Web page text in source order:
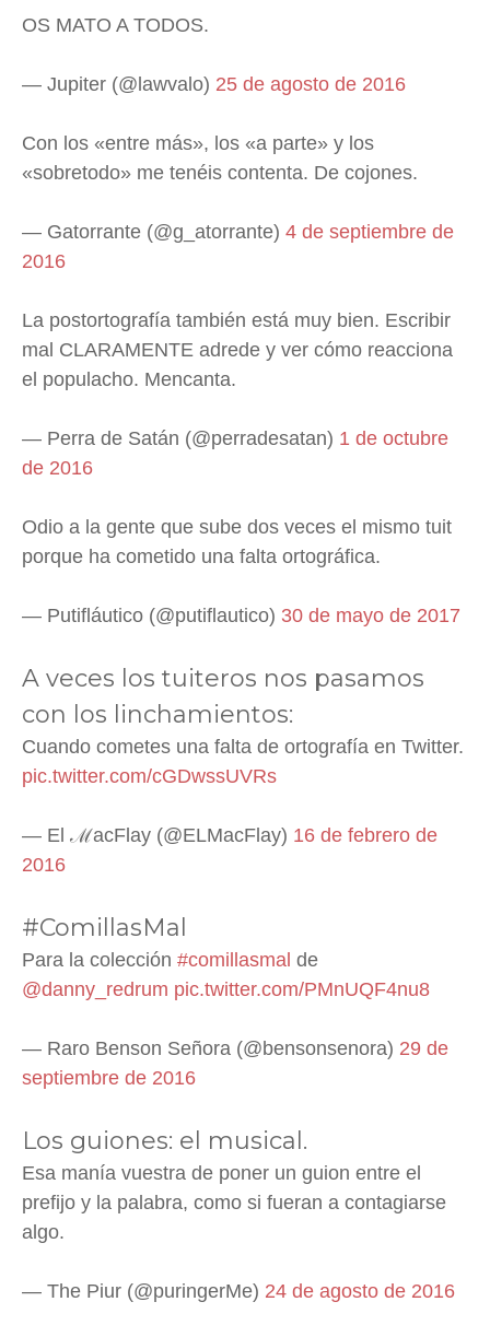
OS MATO A TODOS.
— ㅤㅤㅤJupiter (@lawvalo) 25 de agosto de 2016
Con los «entre más», los «a parte» y los
«sobretodo» me tenéis contenta. De cojones.
— Gatorrante (@g_atorrante) 4 de septiembre de
2016
La postortografía también está muy bien. Escribir
mal CLARAMENTE adrede y ver cómo reacciona
el populacho. Mencanta.
— Perra de Satán (@perradesatan) 1 de octubre
de 2016
Odio a la gente que sube dos veces el mismo tuit
porque ha cometido una falta ortográfica.
— Putifláutico (@putiflautico) 30 de mayo de 2017
A veces los tuiteros nos pasamos
con los linchamientos:
Cuando cometes una falta de ortografía en Twitter.
pic.twitter.com/cGDwssUVRs
— El ℳacFlay (@ELMacFlay) 16 de febrero de
2016
#ComillasMal
Para la colección #comillasmal de
@danny_redrum pic.twitter.com/PMnUQF4nu8
— Raro Benson Señora (@bensonsenora) 29 de
septiembre de 2016
Los guiones: el musical.
Esa manía vuestra de poner un guion entre el
prefijo y la palabra, como si fueran a contagiarse
algo.
— The Piur (@puringerMe) 24 de agosto de 2016